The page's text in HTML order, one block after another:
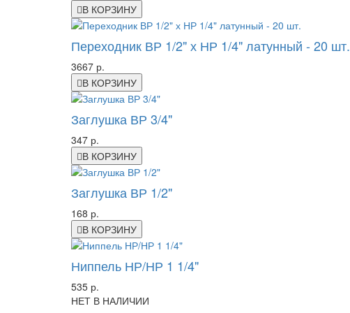
В КОРЗИНУ
Переходник ВР 1/2" х НР 1/4" латунный - 20 шт.
3667 р.
В КОРЗИНУ
Заглушка ВР 3/4"
347 р.
В КОРЗИНУ
Заглушка ВР 1/2"
168 р.
В КОРЗИНУ
Ниппель НР/НР 1 1/4"
535 р.
НЕТ В НАЛИЧИИ